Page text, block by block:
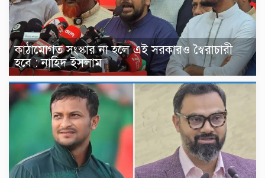
কাঠামোগত সংস্কার না হলে এই সরকারও স্বৈরাচারী
হবে : নাহিদ ইসলাম